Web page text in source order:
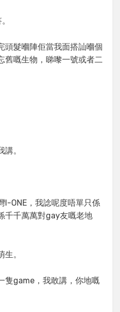
頭髮嗰陣佢當我面搭訕嗰個
舊嘅生物，睇嚟一號或者二
。
I-ONE，我諗呢度唔單只係
千千萬萬對gay友嘅老地
。
隻game，我敢講，你地嘅